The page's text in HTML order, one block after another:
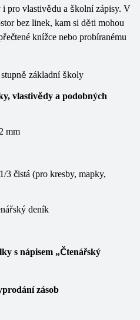
pro vlastivědu a školní zápisy. V
bez linek, kam si děti mohou
knížce nebo probíranému
základní školy
vlastivědy a podobných
mm
3 čistá (pro kresby, mapky,
deník
s nápisem „Čtenářský
zásob